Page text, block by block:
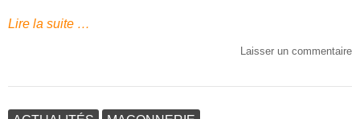
Lire la suite …
Laisser un commentaire